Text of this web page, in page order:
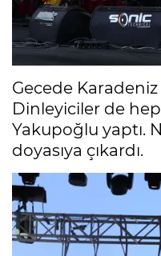
Gecede
Dinleyiciler de
Yakupoğlu yaptı.
doyasıya çıkardı.